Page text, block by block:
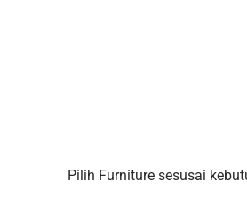
Pilih Furniture sesusai